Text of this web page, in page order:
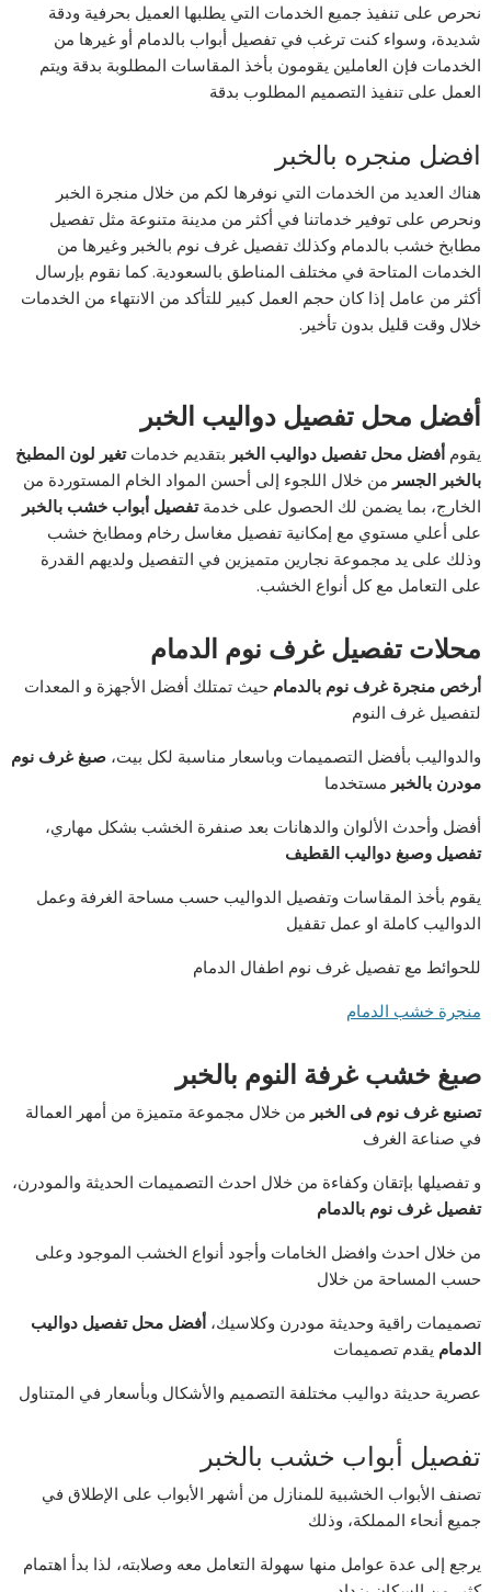
نحرص على تنفيذ جميع الخدمات التي يطلبها العميل بحرفية ودقة
شديدة، وسواء كنت ترغب في تفصيل أبواب بالدمام أو غيرها من
الخدمات فإن العاملين يقومون بأخذ المقاسات المطلوبة بدقة ويتم
العمل على تنفيذ التصميم المطلوب بدقة
افضل منجره بالخبر
هناك العديد من الخدمات التي نوفرها لكم من خلال منجرة الخبر
ونحرص على توفير خدماتنا في أكثر من مدينة متنوعة مثل تفصيل
مطابخ خشب بالدمام وكذلك تفصيل غرف نوم بالخبر وغيرها من
الخدمات المتاحة في مختلف المناطق بالسعودية. كما نقوم بإرسال
أكثر من عامل إذا كان حجم العمل كبير للتأكد من الانتهاء من الخدمات
خلال وقت قليل بدون تأخير.
أفضل محل تفصيل دواليب الخبر
يقومأفضل محل تفصيل دواليب الخبر بتقديم خدماتتغير لون المطبخ
بالخبر الجسر من خلال اللجوء إلى أحسن المواد الخام المستوردة من
الخارج، بما يضمن لك الحصول على خدمةتفصيل أبواب خشب بالخبر
على أعلي مستوي مع إمكانية تفصيل مغاسل رخام ومطابخ خشب
وذلك على يد مجموعة نجارين متميزين في التفصيل ولديهم القدرة
على التعامل مع كل أنواع الخشب.
محلات تفصيل غرف نوم الدمام
أرخص منجرة غرف نوم بالدمام حيث تمتلك أفضل الأجهزة و المعدات
لتفصيل غرف النوم
والدواليب بأفضل التصميمات وباسعار مناسبة لكل بيت،صبغ غرف نوم
مودرن بالخبر مستخدما
أفضل وأحدث الألوان والدهانات بعد صنفرة الخشب بشكل مهاري،
تفصيل وصبغ دواليب القطيف
يقوم بأخذ المقاسات وتفصيل الدواليب حسب مساحة الغرفة وعمل
الدواليب كاملة او عمل تقفيل
للحوائط مع تفصيل غرف نوم اطفال الدمام
منجرة خشب الدمام
صبغ خشب غرفة النوم بالخبر
تصنيع غرف نوم فى الخبر من خلال مجموعة متميزة من أمهر العمالة
في صناعة الغرف
و تفصيلها بإتقان وكفاءة من خلال احدث التصميمات الحديثة والمودرن،
تفصيل غرف نوم بالدمام
من خلال احدث وافضل الخامات وأجود أنواع الخشب الموجود وعلى
حسب المساحة من خلال
تصميمات راقية وحديثة مودرن وكلاسيك،أفضل محل تفصيل دواليب
الدمام يقدم تصميمات
عصرية حديثة دواليب مختلفة التصميم والأشكال وبأسعار في المتناول
تفصيل أبواب خشب بالخبر
تصنف الأبواب الخشبية للمنازل من أشهر الأبواب على الإطلاق في
جميع أنحاء المملكة، وذلك
يرجع إلى عدة عوامل منها سهولة التعامل معه وصلابته، لذا بدأ اهتمام